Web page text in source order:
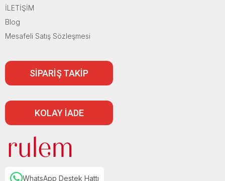
İLETİŞİM
Blog
Mesafeli Satış Sözleşmesi
SİPARİŞ TAKİP
KOLAY İADE
WhatsApp Destek Hattı